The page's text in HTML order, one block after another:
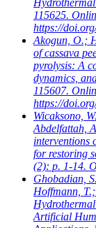
115625.
https://
Akogun, O.;
of cassava
pyrolysis: A
dynamics,
115607.
https://
Wicaksono,
Abdelfattah,
interventions
for restoring
(2): p. 1-14.
Ghobadian,
Hoffmann,
Artificial